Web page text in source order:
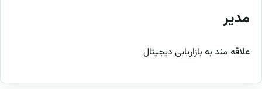
مدیر
علاقه مند به بازاریابی دیجیتال